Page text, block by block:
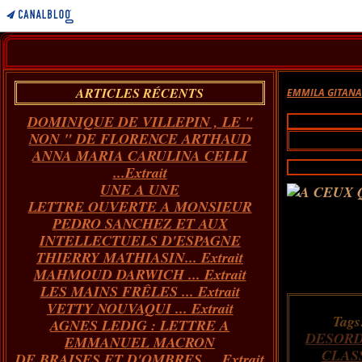
ARTICLES RÉCENTS
DOMINIQUE DE VILLEPIN , LE "
NON " DE FLORENCE ARTHAUD
ANNA MARIA CARULINA CELLI
...Extrait
UNE A UNE
LETTRE OUVERTE A MONSIEUR
PEDRO SANCHEZ ET AUX
INTELLECTUELS D'ESPAGNE
THIERRY MATHIASIN... Extrait
MAHMOUD DARWICH ... Extrait
LES MAINS FRÊLES ... Extrait
VETTY NOUVAQUI ... Extrait
AGNES LEDIG : LETTRE A
EMMANUEL MACRON
EMMILA GITANA